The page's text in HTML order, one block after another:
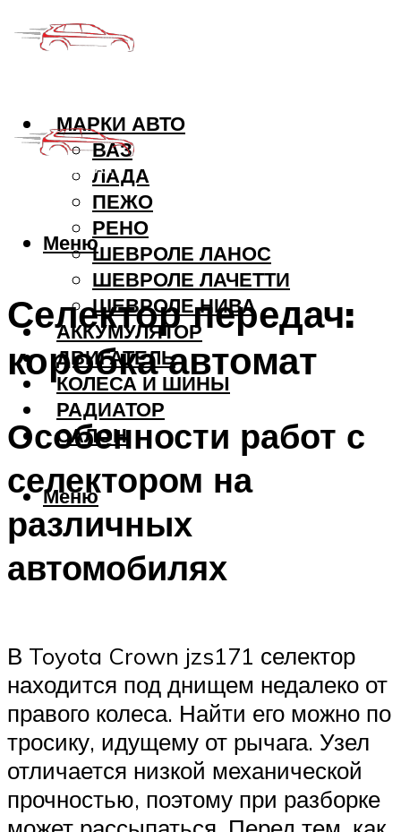
МАРКИ АВТО
ВАЗ
ЛАДА
ПЕЖО
РЕНО
ШЕВРОЛЕ ЛАНОС
ШЕВРОЛЕ ЛАЧЕТТИ
ШЕВРОЛЕ НИВА
АККУМУЛЯТОР
ДВИГАТЕЛЬ
КОЛЕСА И ШИНЫ
РАДИАТОР
САЛОН
Меню
Меню
Селектор передач:
коробка автомат
Особенности работ с
селектором на
различных
автомобилях
В Toyota Crown jzs171 селектор
находится под днищем недалеко от
правого колеса. Найти его можно по
тросику, идущему от рычага. Узел
отличается низкой механической
прочностью, поэтому при разборке